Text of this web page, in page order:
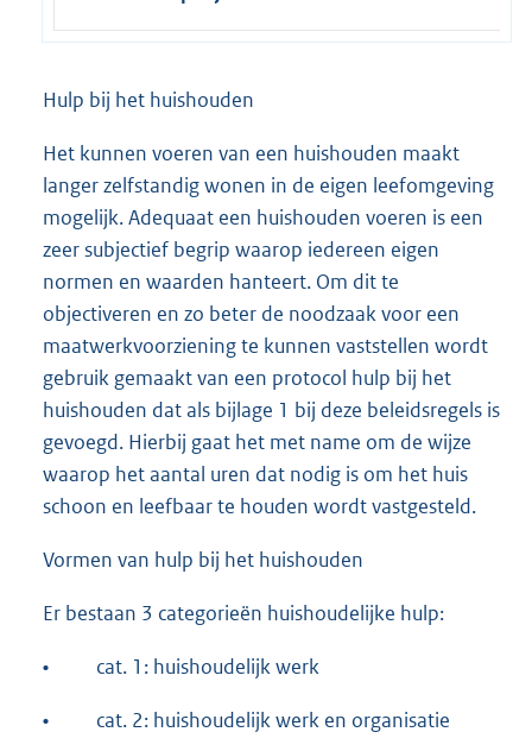
Hulp bij het huishouden
Het kunnen voeren van een huishouden maakt
langer zelfstandig wonen in de eigen leefomgeving
mogelijk. Adequaat een huishouden voeren is een
zeer subjectief begrip waarop iedereen eigen
normen en waarden hanteert. Om dit te
objectiveren en zo beter de noodzaak voor een
maatwerkvoorziening te kunnen vaststellen wordt
gebruik gemaakt van een protocol hulp bij het
huishouden dat als bijlage 1 bij deze beleidsregels is
gevoegd. Hierbij gaat het met name om de wijze
waarop het aantal uren dat nodig is om het huis
schoon en leefbaar te houden wordt vastgesteld.
Vormen van hulp bij het huishouden
Er bestaan 3 categorieën huishoudelijke hulp:
• cat. 1: huishoudelijk werk
• cat. 2: huishoudelijk werk en organisatie